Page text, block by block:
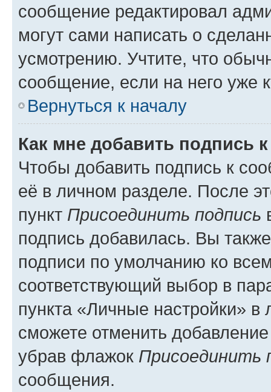
сообщение редактировал
могут сами написать о
усмотрению. Учтите, что
сообщение, если на него уже
Вернуться к началу
Как мне добавить подпись
Чтобы добавить подпись к
её в личном разделе. После
пункт Присоединить подпись
подпись добавилась. Вы
подписи по умолчанию ко
соответствующий выбор в
пункта «Личные настройки»
сможете отменить
убрав флажок Присоединить
сообщения.